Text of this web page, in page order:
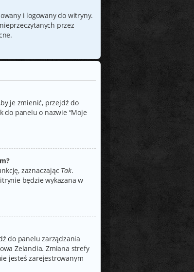
i logowany do witryny.
przez
je zmienić, przejdź do
do panelu o nazwie “Moje
zaznaczając Tak.
będzie wykazana w
do panelu zarządzania
Zelandia. Zmiana strefy
jesteś zarejestrowanym